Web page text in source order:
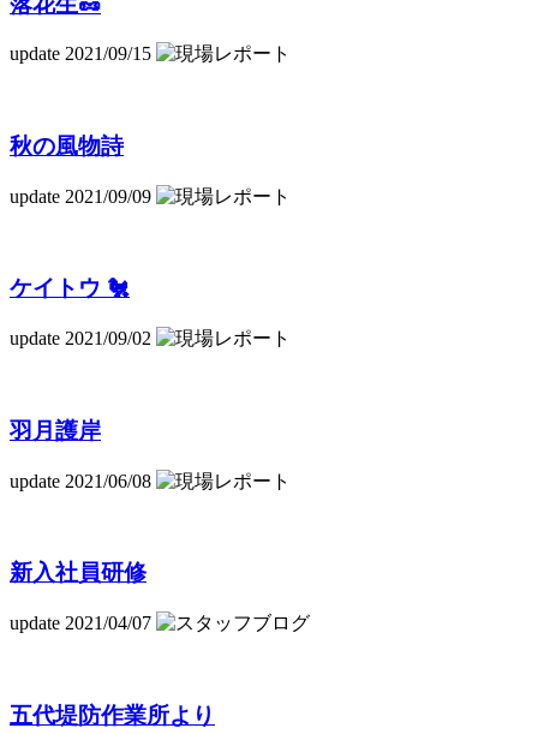
update 2021/09/15
秋の風物詩
update 2021/09/09
ケイトウ 🐔
update 2021/09/02
羽月護岸
update 2021/06/08
新入社員研修
update 2021/04/07
五代堤防作業所より